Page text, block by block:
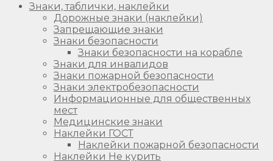
Знаки, таблички, наклейки
Дорожные знаки (наклейки)
Запрещающие знаки
Знаки безопасности
Знаки безопасности на корабле
Знаки для инвалидов
Знаки пожарной безопасности
Знаки электробезопасности
Информационные для общественных
мест
Медицинские знаки
Наклейки ГОСТ
Наклейки пожарной безопасности
Наклейки Не курить